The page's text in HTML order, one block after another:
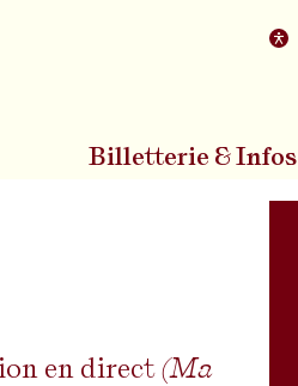
Aller au pied de la page
Billetterie & Infos
en direct(Ma